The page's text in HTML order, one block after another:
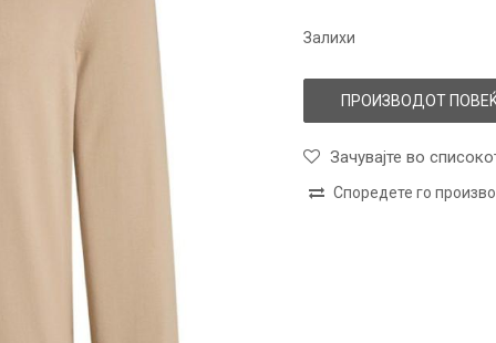
Залихи
ПРОИЗВОДОТ
Зачувајте во
Споредете го